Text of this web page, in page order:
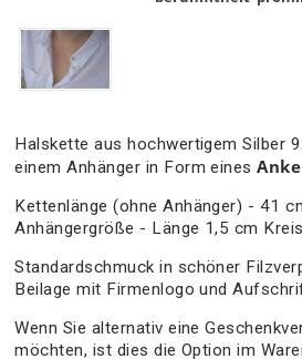
Halskette aus hochwertigem Silber
einem Anhänger in Form eines
Kettenlänge (ohne Anhänger) - 41
Anhängergröße - Länge 1,5 cm Kreis
Standardschmuck in schöner
Beilage mit Firmenlogo und
Wenn Sie alternativ eine
möchten, ist dies die Option im